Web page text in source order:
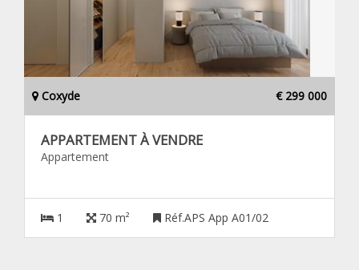
Coxyde € 299 000
APPARTEMENT À VENDRE
Appartement
1 70 m² Réf.APS App A01/02